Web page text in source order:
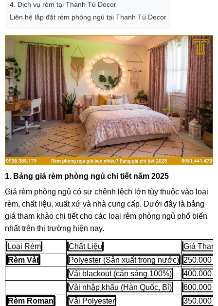
4. Dịch vụ rèm tại Thanh Tú Decor
Liên hệ lắp đặt rèm phòng ngủ tại Thanh Tú Decor
1. Bảng giá rèm phòng ngủ chi tiết năm 2025
Giá rèm phòng ngủ có sự chênh lệch lớn tùy thuộc vào loại
rèm, chất liệu, xuất xứ và nhà cung cấp. Dưới đây là bảng
giá tham khảo chi tiết cho các loại rèm phòng ngủ phổ biến
nhất trên thị trường hiện nay.
Loại Rèm Chất Liệu
Giá
Rèm Vải
Polyester (Sản xuất trong nước) 250.000
Vải blackout (cản sáng 100%)
400.000
Vải nhập khẩu (Hàn Quốc, Bỉ)
600.000 -
Rèm Roman
Vải Polyester
350.000